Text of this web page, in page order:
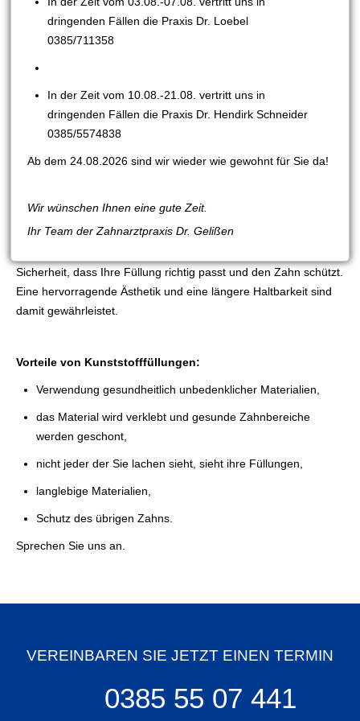
angepasst.
der Restzahnhartsubstanz verklebt. Das bedeutet, dass keine
spezielle Form in den Zahn präpariert werden muss und keine
gesunden Anteile des Zahnes geopfert werden müssen. Diese
Art der Füllung erlaubt somit eine größtmögliche Schonung des
für Schicht in den Zahn eingebracht. Die neue Form des Zahnes
wird der alten nachempfunden, um die Füllungen möglichst
Sicherheit, dass Ihre Füllung richtig passt und den Zahn schützt.
Eine hervorragende Ästhetik und eine längere Haltbarkeit sind
damit gewährleistet.
Vorteile von Kunststofffüllungen:
Verwendung gesundheitlich unbedenklicher Materialien,
das Material wird verklebt und gesunde Zahnbereiche
werden geschont,
nicht jeder der Sie lachen sieht, sieht ihre Füllungen,
langlebige Materialien,
Schutz des übrigen Zahns.
Sprechen Sie uns an.
VEREINBAREN SIE JETZT EINEN TERMIN
0385 55 07 441
dringenden Fällen die Praxis Dr. Loebel
0385/711358
In der Zeit vom 10.08.-21.08. vertritt uns in
dringenden Fällen die Praxis Dr. Hendirk Schneider
0385/5574838
Ab dem 24.08.2026 sind wir wieder wie gewohnt für Sie da!
Wir wünschen Ihnen eine gute Zeit.
Ihr Team der Zahnarztpraxis Dr. Gelißen